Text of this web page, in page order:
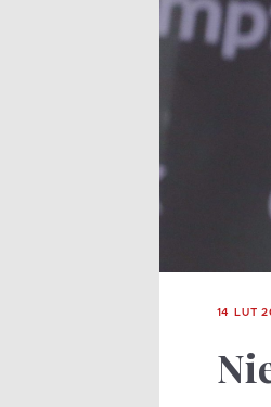
14 LUT